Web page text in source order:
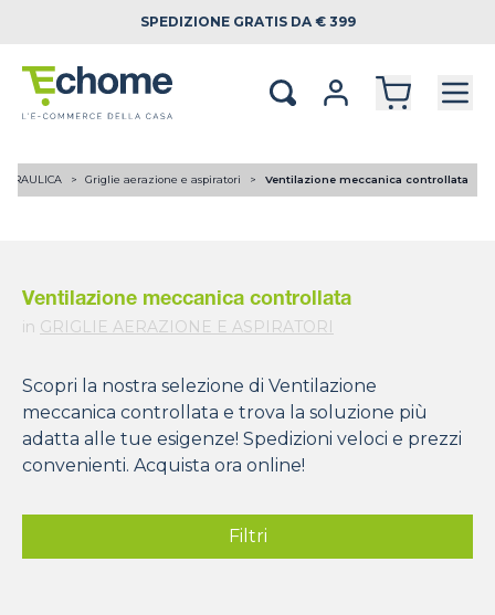
SPEDIZIONE GRATIS DA € 399
Griglie aerazione e aspiratori Ventilazione meccanica controllata
Ventilazione meccanica controllata
in GRIGLIE AERAZIONE E ASPIRATORI
Scopri la nostra selezione di Ventilazione
meccanica controllata e trova la soluzione più
adatta alle tue esigenze! Spedizioni veloci e prezzi
convenienti. Acquista ora online!
Filtri